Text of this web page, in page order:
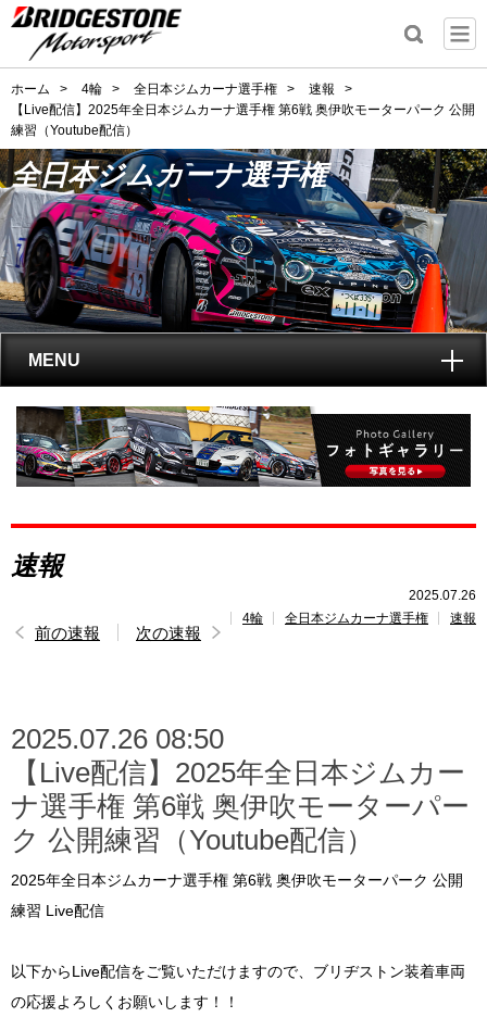
ホーム > 4輪 > 全日本ジムカーナ選手権 > 速報
>
【Live配信】2025年全日本ジムカーナ選手権 第6戦 奥伊吹モーターパーク 公開
練習（Youtube配信）
全日本ジムカーナ選手権
MENU
トップ
全日本ジムカーナ選手権とは?
レポート
速報
レース開催 スケジュール
トピックス
速報
2025.07.26
4輪
全日本ジムカーナ選手権 速報
前の速報 次の速報
2025.07.26 08:50
【Live配信】2025年全日本ジムカー
ナ選手権 第6戦 奥伊吹モーターパー
ク 公開練習（Youtube配信）
2025年全日本ジムカーナ選手権 第6戦 奥伊吹モーターパーク 公開
練習 Live配信
以下からLive配信をご覧いただけますので、ブリヂストン装着車両
の応援よろしくお願いします！！